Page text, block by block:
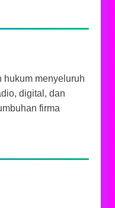
hukum menyeluruh
digital, dan
firma